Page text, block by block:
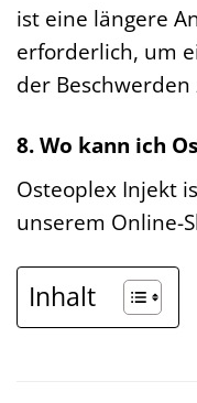
ist eine längere
erforderlich, um
der
8. Wo kann ich
Osteoplex Injekt
unserem Online-
Inhalt